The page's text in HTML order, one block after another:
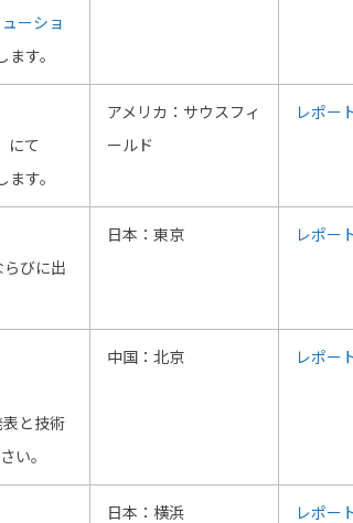
ーショ
す。
にて
す。
アメリカ：サウスフィ
ールド
レポー
らびに出
日本：東京 レポー
と技術
い。
中国：北京 レポー
日本：横浜 レポー